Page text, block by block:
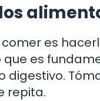
es
que es
repita.